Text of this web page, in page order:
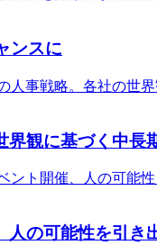
ンスに
観に基づく中
の可能性を引き